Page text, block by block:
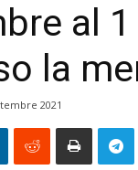
al
la
2021